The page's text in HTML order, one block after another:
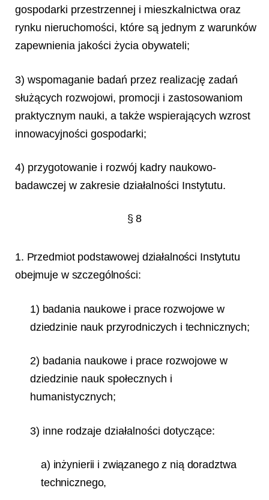
gospodarki przestrzennej i mieszkalnictwa oraz
rynku nieruchomości, które są jednym z warunków
zapewnienia jakości życia obywateli;
3) wspomaganie badań przez realizację zadań
służących rozwojowi, promocji i zastosowaniom
praktycznym nauki, a także wspierających wzrost
innowacyjności gospodarki;
4) przygotowanie i rozwój kadry naukowo-
badawczej w zakresie działalności Instytutu.
§ 8
1. Przedmiot podstawowej działalności Instytutu
obejmuje w szczególności:
1) badania naukowe i prace rozwojowe w
dziedzinie nauk przyrodniczych i technicznych;
2) badania naukowe i prace rozwojowe w
dziedzinie nauk społecznych i
humanistycznych;
3) inne rodzaje działalności dotyczące:
a) inżynierii i związanego z nią doradztwa
technicznego,